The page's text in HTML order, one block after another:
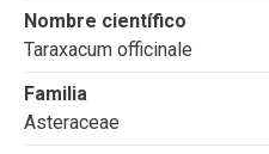
Nombre científico
Taraxacum officinale
Familia
Asteraceae